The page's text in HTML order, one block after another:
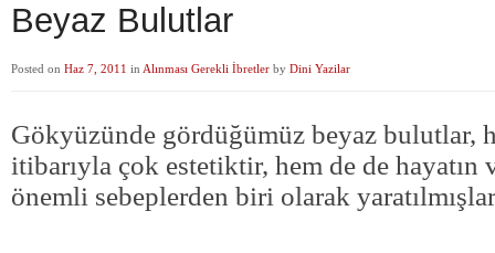
Beyaz Bulutlar
Posted on Haz 7, 2011 in Alınması Gerekli İbretler by Dini Yazilar
Gökyüzünde gördüğümüz beyaz bulutlar,
itibarıyla çok estetiktir, hem de de hayatın
önemli sebeplerden biri olarak